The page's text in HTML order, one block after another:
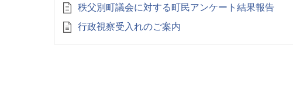
秩父別町議会に対する町民アンケート結果報告
行政視察受入れのご案内